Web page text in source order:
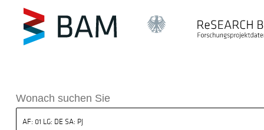
BAM
Wonach suchen Sie